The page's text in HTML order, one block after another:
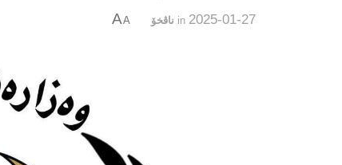
2025-01-27
in ناڤخۆ A
A